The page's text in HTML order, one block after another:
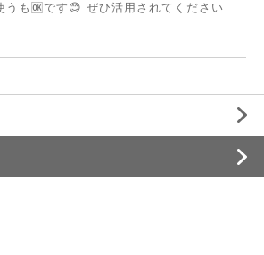
うも🆗です😊 ぜひ活用されてください